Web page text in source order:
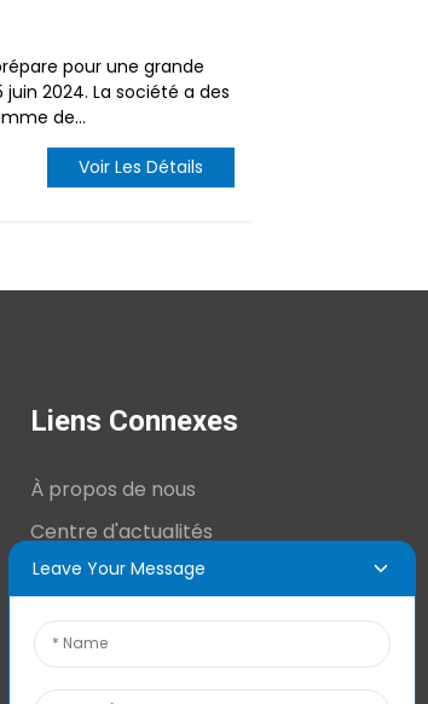
pour une grande
juin 2024. La société a des
de...
Voir Les Détails
Liens Connexes
À propos de nous
Centre d'actualités
Informations techniques
Contactez-nous
Leave Your Message